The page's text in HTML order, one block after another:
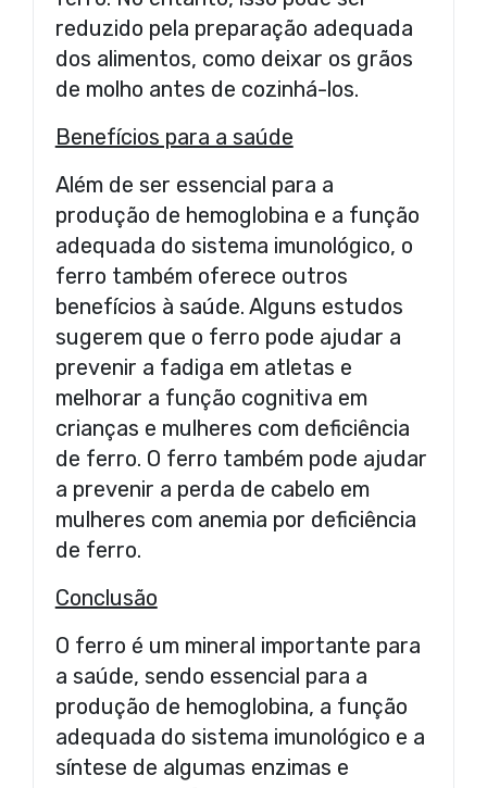
reduzido pela preparação adequada
dos alimentos, como deixar os grãos
de molho antes de cozinhá-los.
Benefícios para a saúde
Além de ser essencial para a
produção de hemoglobina e a função
adequada do sistema imunológico, o
ferro também oferece outros
benefícios à saúde. Alguns estudos
sugerem que o ferro pode ajudar a
prevenir a fadiga em atletas e
melhorar a função cognitiva em
crianças e mulheres com deficiência
de ferro. O ferro também pode ajudar
a prevenir a perda de cabelo em
mulheres com anemia por deficiência
de ferro.
Conclusão
O ferro é um mineral importante para
a saúde, sendo essencial para a
produção de hemoglobina, a função
adequada do sistema imunológico e a
síntese de algumas enzimas e